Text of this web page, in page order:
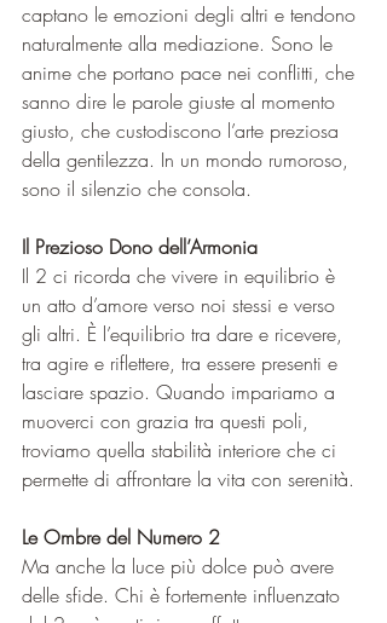
captano le emozioni degli altri e tendono
naturalmente alla mediazione. Sono le
anime che portano pace nei conflitti, che
sanno dire le parole giuste al momento
giusto, che custodiscono l’arte preziosa
della gentilezza. In un mondo rumoroso,
sono il silenzio che consola.
Il Prezioso Dono dell’Armonia
Il 2 ci ricorda che vivere in equilibrio è
un atto d’amore verso noi stessi e verso
gli altri. È l’equilibrio tra dare e ricevere,
tra agire e riflettere, tra essere presenti e
lasciare spazio. Quando impariamo a
muoverci con grazia tra questi poli,
troviamo quella stabilità interiore che ci
permette di affrontare la vita con serenità.
Le Ombre del Numero 2
Ma anche la luce più dolce può avere
delle sfide. Chi è fortemente influenzato